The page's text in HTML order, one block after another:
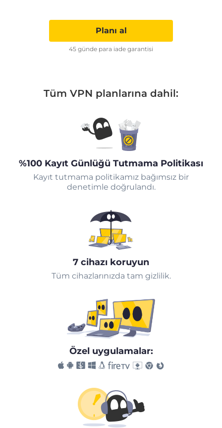
Planı al
45 günde para iade garantisi
Tüm VPN planlarına dahil:
%100 Kayıt Günlüğü Tutmama Politikası
Kayıt tutmama politikamız bağımsız bir
denetimle doğrulandı.
7 cihazı koruyun
Tüm cihazlarınızda tam gizlilik.
Özel uygulamalar: